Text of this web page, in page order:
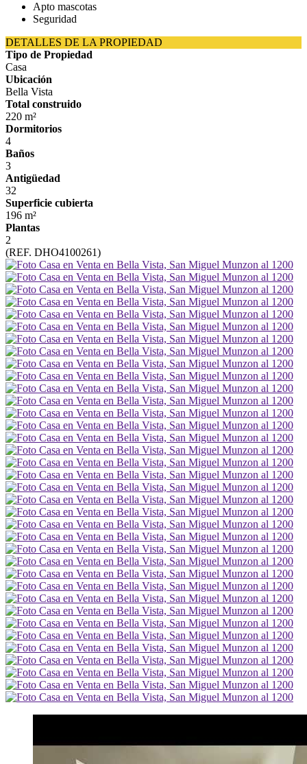
Apto mascotas
Seguridad
DETALLES DE LA PROPIEDAD
Tipo de Propiedad
Casa
Ubicación
Bella Vista
Total construido
220 m²
Dormitorios
4
Baños
3
Antigüedad
32
Superficie cubierta
196 m²
Plantas
2
(REF. DHO4100261)